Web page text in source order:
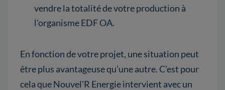
vendre la totalité de votre production à
l'organisme EDF OA.
En fonction de votre projet, une situation peut
être plus avantageuse qu’une autre. C’est pour
cela que Nouvel'R Energie intervient avec un